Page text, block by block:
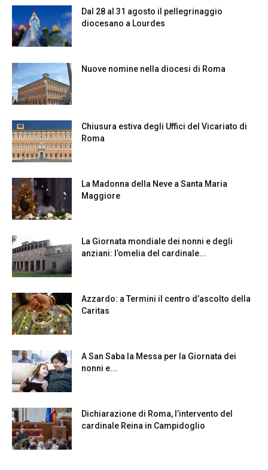
Dal 28 al 31 agosto il pellegrinaggio
diocesano a Lourdes
Nuove nomine nella diocesi di Roma
Chiusura estiva degli Uffici del Vicariato di
Roma
La Madonna della Neve a Santa Maria
Maggiore
La Giornata mondiale dei nonni e degli
anziani: l’omelia del cardinale...
Azzardo: a Termini il centro d’ascolto della
Caritas
A San Saba la Messa per la Giornata dei
nonni e...
Dichiarazione di Roma, l’intervento del
cardinale Reina in Campidoglio